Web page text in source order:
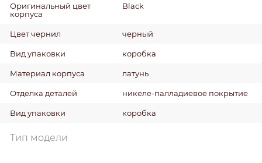
Оригинальный цвет
корпуса
Black
Цвет чернил черный
Вид упаковки коробка
Материал корпуса латунь
Отделка деталей никеле-палладиевое покрытие
Вид упаковки коробка
Тип модели